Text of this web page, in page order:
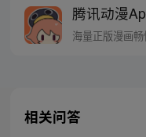
腾讯动漫
海量正版漫画畅
相关问答